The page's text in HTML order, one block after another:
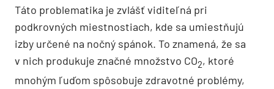
Táto problematika je zvlášť viditeľná pri
podkrovných miestnostiach, kde sa umiestňujú
izby určené na nočný spánok. To znamená, že sa
v nich produkuje značné množstvo CO2, ktoré
mnohým ľuďom spôsobuje zdravotné problémy,